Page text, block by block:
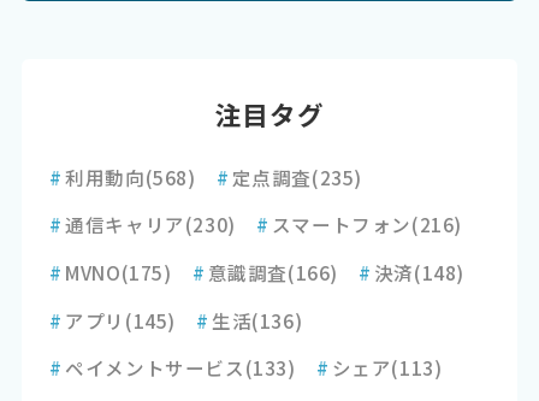
注目タグ
#利用動向(568) # 定点調査(235)
#通信キャリア(230) # スマートフォン(216)
# MVNO(175) # 意識調査(166) # 決済(148)
# アプリ (145) # 生活(136)
# ペイメントサービス(133) # シェア(113)